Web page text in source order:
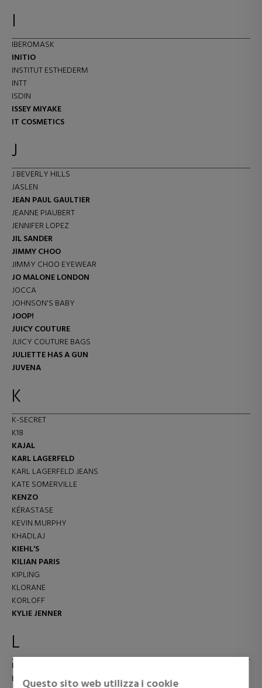
Questo sito web utilizza i cookie
I
IBEROMASK
INITIO
INSTITUT ESTHEDERM
INTT
ISDIN
ISSEY MIYAKE
IT COSMETICS
J
J BEVERLY HILLS
JASLEN
JEAN PAUL GAULTIER
JEANNE PIAUBERT
JENNIFER LOPEZ
JIL SANDER
JIMMY CHOO
JIMMY CHOO EYEWEAR
JO MALONE LONDON
JOCCA
JOHNSON'S BABY
JOOP!
JUICY COUTURE
JUICY COUTURE BAGS
JULIETTE HAS A GUN
JUVENA
K
K-SECRET
K18
KAJAL
KARL LAGERFELD
KARL LAGERFELD JEANS
KATE SOMERVILLE
KENZO
KÉRASTASE
KEVIN MURPHY
KHADLAJ
KIEHL'S
KILIAN PARIS
KIPLING
KLORANE
KORLOFF
KYLIE JENNER
L
L'OCCITANE
LA COLLINE